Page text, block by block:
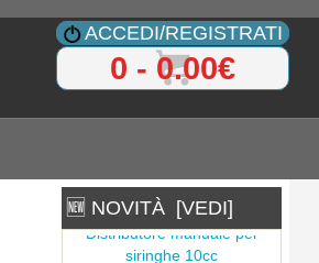
ACCEDI/REGISTRATI
0 - 0.00€
🆕 NOVITÀ [VEDI]
Distributore manuale per
siringhe 10cc